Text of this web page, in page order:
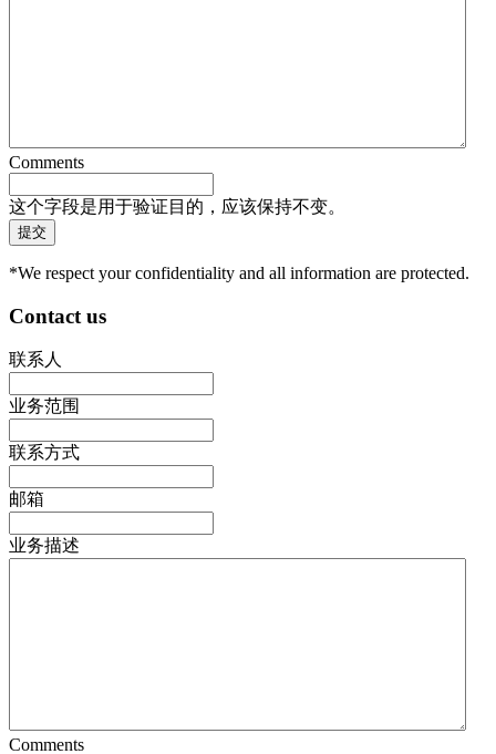
Comments
这个字段是用于验证目的，应该保持不变。
*We respect your confidentiality and all information are protected.
Contact us
联系人
业务范围
联系方式
邮箱
业务描述
Comments